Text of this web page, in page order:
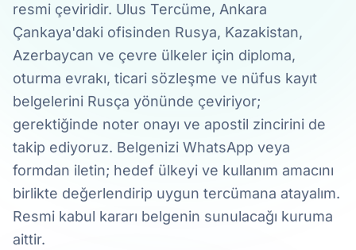
resmi çeviridir. Ulus Tercüme, Ankara
Çankaya'daki ofisinden Rusya, Kazakistan,
Azerbaycan ve çevre ülkeler için diploma,
oturma evrakı, ticari sözleşme ve nüfus kayıt
belgelerini Rusça yönünde çeviriyor;
gerektiğinde noter onayı ve apostil zincirini de
takip ediyoruz. Belgenizi WhatsApp veya
formdan iletin; hedef ülkeyi ve kullanım amacını
birlikte değerlendirip uygun tercümana atayalım.
Resmi kabul kararı belgenin sunulacağı kuruma
aittir.